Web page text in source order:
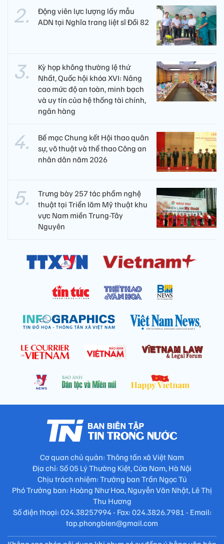
Động viên lực lượng lấy mẫu
ADN tại Nghĩa trang liệt sĩ Đồi 82​
Kỳ họp không thường lệ thứ
Nhất, Quốc hội khóa XVI: Nâng
cao mức độ an toàn, minh bạch
và uy tín của hệ thống tài chính,
ngân hàng
Bế mạc Chung kết Hội thao quân
sự, võ thuật và thể thao Công an
nhân dân năm 2026
Trưng bày 257 tác phẩm nghệ
thuật tại Triển lãm Mỹ thuật khu
vực Nam miền Trung-Tây
Nguyên
Cơ quan chủ quản: Thông tấn xã Việt Nam
Địa chỉ: Số 05 Lý Thường Kiệt, Cửa Nam, Hà Nội
Chịu trách nhiệm: Trưởng ban Trần Ngọc Tú
Phó Trưởng ban: Hoàng Như Hoa, Nguyễn Văn Nhật, Lê Thị
Thu Hương
Số điện thoại: 024.38257994 - Fax: 024.3826.7981 - Email:
tap.phongbien@gmail.com